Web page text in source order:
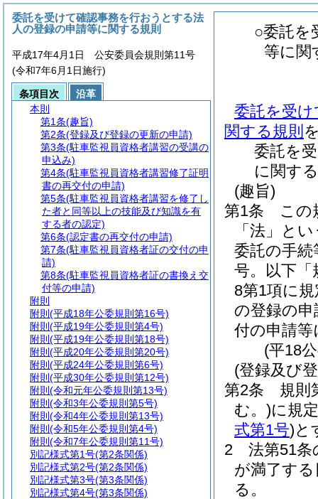
○委託を
等に関
委託を受
関する規則
委託を
に関す
(趣旨)
第1条
この
「法」と
委託の手
号。以下「
8第1項に
の登録の申
付の申請
(平18
(登録及び
第2条
規則
む。)に規
式第1号)と
2
法第51条
が満了す
る。
委託を受けて確認事務を行おうとする法
人の登録の申請等に関する規則
平成17年4月1日 公安委員会規則第11号
(令和7年6月1日施行)
条項目次
沿革
本則
第1条(趣旨)
第2条(登録及び登録の更新の申請)
第3条(駐車監視員資格者講習の受講の
申込み)
第4条(駐車監視員資格者講習修了証明
書の再交付の申請)
第5条(駐車監視員資格者講習を修了し
た者と同等以上の技能及び知識を有
する者の認定)
第6条(認定書の再交付の申請)
第7条(駐車監視員資格者証の交付の申
請)
第8条(駐車監視員資格者証の書換え交
付等の申請)
附則
附則 (平成18年公委規則第16号)
附則 (平成19年公委規則第4号)
附則 (平成19年公委規則第18号)
附則 (平成20年公委規則第20号)
附則 (平成24年公委規則第6号)
附則 (平成30年公委規則第12号)
附則 (令和元年公委規則第13号)
附則 (令和3年公委規則第5号)
附則 (令和4年公委規則第13号)
附則 (令和5年公委規則第4号)
附則 (令和7年公委規則第11号)
別記様式第1号(第2条関係)
別記様式第2号(第2条関係)
別記様式第3号(第3条関係)
別記様式第4号(第3条関係)